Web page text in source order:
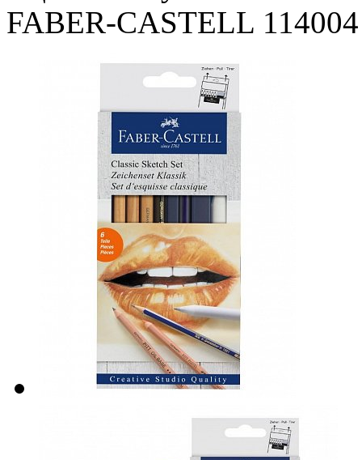
FABER-CASTELL